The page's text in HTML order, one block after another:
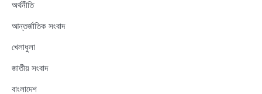
অর্থনীতি
আন্তর্জাতিক সংবাদ
খেলাধুলা
জাতীয় সংবাদ
বাংলাদেশ